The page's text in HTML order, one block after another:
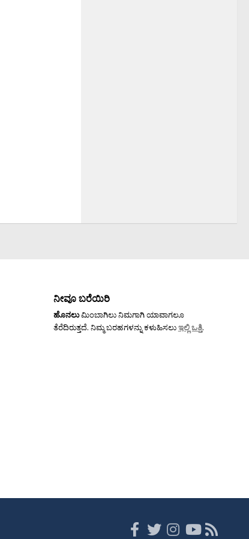
ನೀವೂ ಬರೆಯಿರಿ
ಹೊನಲುಮಿಂಬಾಗಿಲು ನಿಮಗಾಗಿ ಯಾವಾಗಲೂ
ತೆರೆದಿರುತ್ತದೆ. ನಿಮ್ಮ ಬರಹಗಳನ್ನು ಕಳುಹಿಸಲುಇಲ್ಲಿ ಒತ್ತಿ.